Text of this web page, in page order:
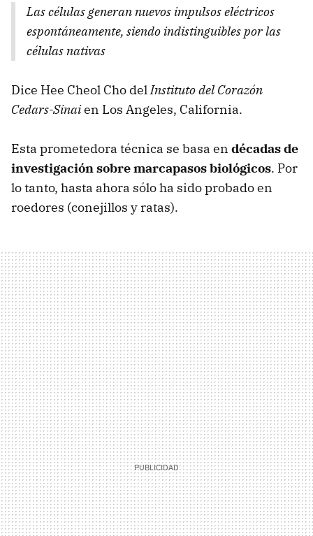
Las células generan nuevos impulsos eléctricos
espontáneamente, siendo indistinguibles por las
células nativas
Dice Hee Cheol Cho delInstituto del Corazón
Cedars-Sinaien Los Angeles, California.
Esta prometedora técnica se basa en décadas de
investigación sobre marcapasos biológicos. Por
lo tanto, hasta ahora sólo ha sido probado en
roedores (conejillos y ratas).